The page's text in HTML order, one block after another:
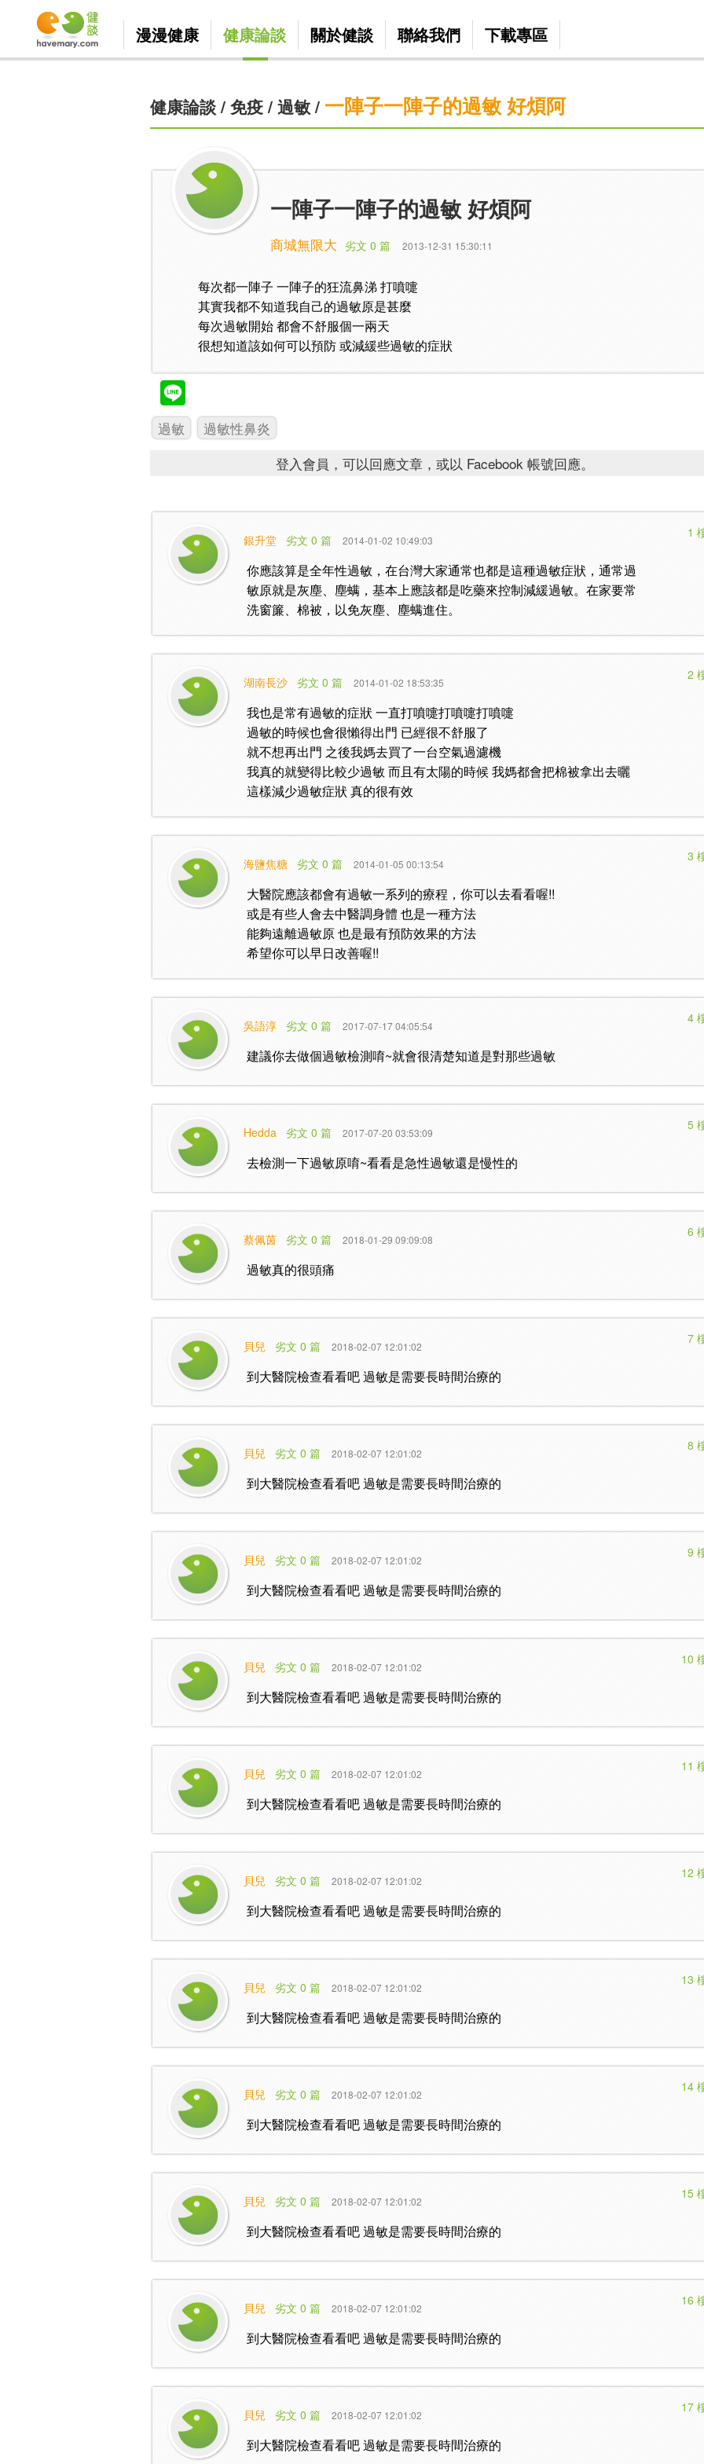
漫漫健康 健康論談 關於健談 聯絡我們 下載專區
健康論談/ 免疫/ 過敏/ 一陣子一陣子的過敏 好煩阿
一陣子一陣子的過敏 好煩阿
商城無限大 劣文 0 篇 2013-12-31 15:30:11
每次都一陣子 一陣子的狂流鼻涕 打噴嚏
其實我都不知道我自己的過敏原是甚麼
每次過敏開始 都會不舒服個一兩天
很想知道該如何可以預防 或減緩些過敏的症狀
過敏
過敏性鼻炎
登入會員，可以回應文章，或以 Facebook 帳號回應。
銀升堂 劣文 0 篇 2014-01-02 10:49:03
1
你應該算是全年性過敏，在台灣大家通常也都是這種過敏症狀，通常過
敏原就是灰塵、塵螨，基本上應該都是吃藥來控制減緩過敏。在家要常
洗窗簾、棉被，以免灰塵、塵螨進住。
湖南長沙 劣文 0 篇 2014-01-02 18:53:35
2
我也是常有過敏的症狀 一直打噴嚏打噴嚏打噴嚏
過敏的時候也會很懶得出門 已經很不舒服了
就不想再出門 之後我媽去買了一台空氣過濾機
我真的就變得比較少過敏 而且有太陽的時候 我媽都會把棉被拿出去曬
這樣減少過敏症狀 真的很有效
海鹽焦糖 劣文 0 篇 2014-01-05 00:13:54
3
大醫院應該都會有過敏一系列的療程，你可以去看看喔!!
或是有些人會去中醫調身體 也是一種方法
能夠遠離過敏原 也是最有預防效果的方法
希望你可以早日改善喔!!
吳語淳 劣文 0 篇 2017-07-17 04:05:54
4
建議你去做個過敏檢測唷~就會很清楚知道是對那些過敏
Hedda 劣文 0 篇 2017-07-20 03:53:09
5
去檢測一下過敏原唷~看看是急性過敏還是慢性的
蔡佩茵 劣文 0 篇 2018-01-29 09:09:08
6
過敏真的很頭痛
貝兒 劣文 0 篇 2018-02-07 12:01:02
7
到大醫院檢查看看吧 過敏是需要長時間治療的
貝兒 劣文 0 篇 2018-02-07 12:01:02
8
到大醫院檢查看看吧 過敏是需要長時間治療的
貝兒 劣文 0 篇 2018-02-07 12:01:02
9
到大醫院檢查看看吧 過敏是需要長時間治療的
貝兒 劣文 0 篇 2018-02-07 12:01:02
10
到大醫院檢查看看吧 過敏是需要長時間治療的
貝兒 劣文 0 篇 2018-02-07 12:01:02
11
到大醫院檢查看看吧 過敏是需要長時間治療的
貝兒 劣文 0 篇 2018-02-07 12:01:02
12
到大醫院檢查看看吧 過敏是需要長時間治療的
貝兒 劣文 0 篇 2018-02-07 12:01:02
13
到大醫院檢查看看吧 過敏是需要長時間治療的
貝兒 劣文 0 篇 2018-02-07 12:01:02
14
到大醫院檢查看看吧 過敏是需要長時間治療的
貝兒 劣文 0 篇 2018-02-07 12:01:02
15
到大醫院檢查看看吧 過敏是需要長時間治療的
貝兒 劣文 0 篇 2018-02-07 12:01:02
16
到大醫院檢查看看吧 過敏是需要長時間治療的
貝兒 劣文 0 篇 2018-02-07 12:01:02
17
到大醫院檢查看看吧 過敏是需要長時間治療的